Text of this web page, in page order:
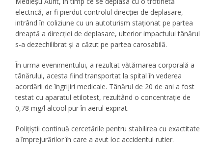
electrică, ar fi pierdut controlul direcției de deplasare,
intrând în coliziune cu un autoturism staționat pe partea
dreaptă a direcției de deplasare, ulterior impactului tânărul
s-a dezechilibrat și a căzut pe partea carosabilă.
În urma evenimentului, a rezultat vătămarea corporală a
tânărului, acesta fiind transportat la spital în vederea
acordării de îngrijiri medicale. Tânărul de 20 de ani a fost
testat cu aparatul etilotest, rezultând o concentrație de
0,78 mg/l alcool pur în aerul expirat.
Polițiștii continuă cercetările pentru stabilirea cu exactitate
a împrejurărilor în care a avut loc accidentul rutier.